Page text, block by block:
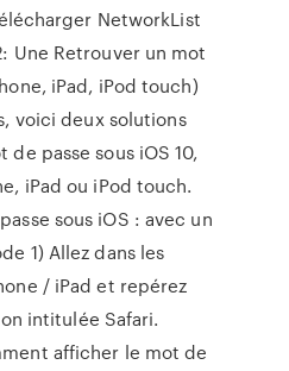
NetworkList
Une Retrouver un mot
iPad, iPod touch)
voici deux solutions
passe sous iOS 10,
iPad ou iPod touch.
sous iOS : avec un
1) Allez dans les
/ iPad et repérez
intitulée Safari.
afficher le mot de